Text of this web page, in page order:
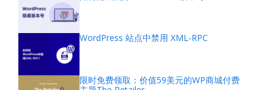
WordPress 站点中禁用 XML-RPC
限时免费领取：价值59美元的WP商城付费